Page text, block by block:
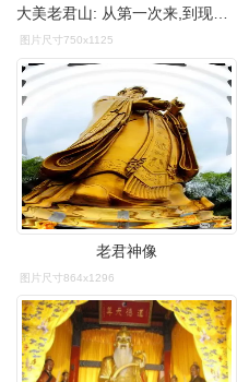
图片尺寸750x1125
老君神像
图片尺寸864x1296